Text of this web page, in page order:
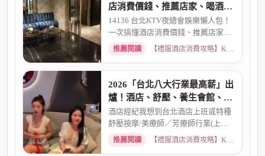
店消費價錢、推薦店家、喝酒介
紹一次看懂
14136 台北KTV夜總會娛樂懶人包！
一次搞懂酒店消費價錢、推薦店家、
喝酒介紹。從基本消費、包廂...
推薦閱讀 【禮服酒店消費攻略】KTV喝酒娛樂、價格試算 · 2026-03-16
2026「台北八大行業最高薪」出
爐！酒店、舒壓、養生會館、經
紀人推薦
酒店經紀我想到台北酒店上班或特種
舒壓按摩/美療師／芳療師行業(上班
天數可自選) 特種行業工作也...
推薦閱讀 【禮服酒店消費攻略】KTV喝酒娛樂、價格試算 · 2026-01-15